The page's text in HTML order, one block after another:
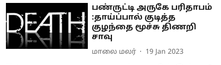
பண்ருட்டி அருகே பரிதாபம்
:தாய்ப்பால் குடித்த
குழந்தை மூச்சு திணறி
சாவு
மாலை மலர் 19 Jan 2023